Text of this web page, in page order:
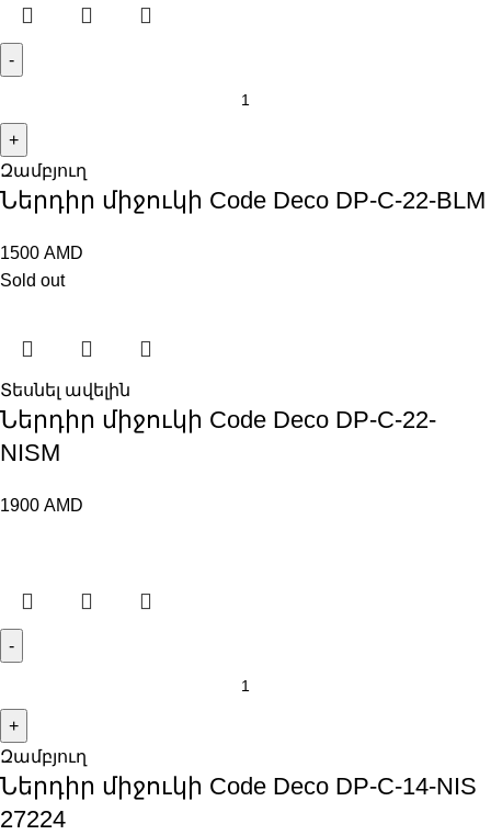
Զամբյուղ
Ներդիր միջուկի Code Deco DP-C-22-BLM
1500 AMD
Sold out
Տեսնել ավելին
Ներդիր միջուկի Code Deco DP-C-22-
NISM
1900 AMD
Զամբյուղ
Ներդիր միջուկի Code Deco DP-C-14-NIS
27224